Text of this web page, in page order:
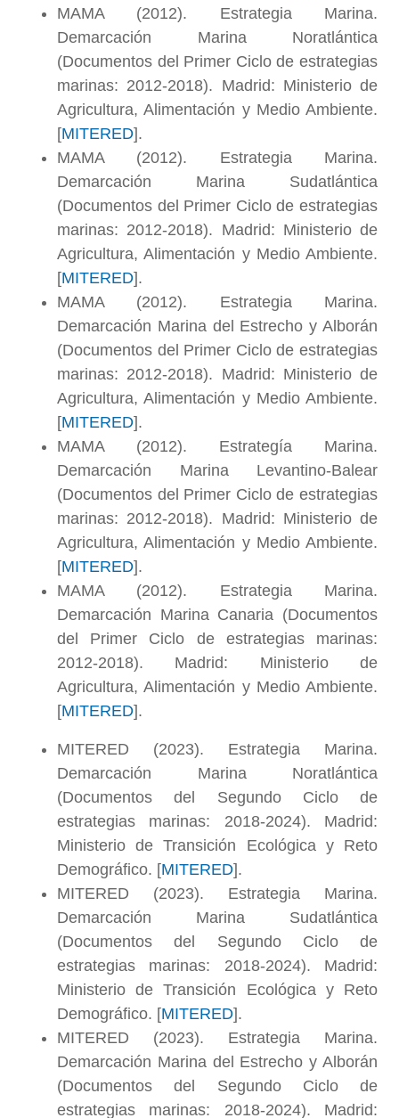
MAMA (2012). Estrategia Marina.
Demarcación Marina Noratlántica
(Documentos del Primer Ciclo de estrategias
marinas: 2012-2018). Madrid: Ministerio de
Agricultura, Alimentación y Medio Ambiente.
[MITERED].
MAMA (2012). Estrategia Marina.
Demarcación Marina Sudatlántica
(Documentos del Primer Ciclo de estrategias
marinas: 2012-2018). Madrid: Ministerio de
Agricultura, Alimentación y Medio Ambiente.
[MITERED].
MAMA (2012). Estrategia Marina.
Demarcación Marina del Estrecho y Alborán
(Documentos del Primer Ciclo de estrategias
marinas: 2012-2018). Madrid: Ministerio de
Agricultura, Alimentación y Medio Ambiente.
[MITERED].
MAMA (2012). Estrategía Marina.
Demarcación Marina Levantino-Balear
(Documentos del Primer Ciclo de estrategias
marinas: 2012-2018). Madrid: Ministerio de
Agricultura, Alimentación y Medio Ambiente.
[MITERED].
MAMA (2012). Estrategia Marina.
Demarcación Marina Canaria (Documentos
del Primer Ciclo de estrategias marinas:
2012-2018). Madrid: Ministerio de
Agricultura, Alimentación y Medio Ambiente.
[MITERED].
MITERED (2023). Estrategia Marina.
Demarcación Marina Noratlántica
(Documentos del Segundo Ciclo de
estrategias marinas: 2018-2024). Madrid:
Ministerio de Transición Ecológica y Reto
Demográfico. [MITERED].
MITERED (2023). Estrategia Marina.
Demarcación Marina Sudatlántica
(Documentos del Segundo Ciclo de
estrategias marinas: 2018-2024). Madrid:
Ministerio de Transición Ecológica y Reto
Demográfico. [MITERED].
MITERED (2023). Estrategia Marina.
Demarcación Marina del Estrecho y Alborán
(Documentos del Segundo Ciclo de
estrategias marinas: 2018-2024). Madrid: